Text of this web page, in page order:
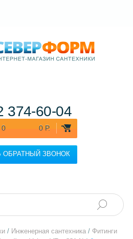
0 0 Р.
ОБРАТНЫЙ ЗВОНОК
374-60-04
/ Инженерная сантехника / Фитинги